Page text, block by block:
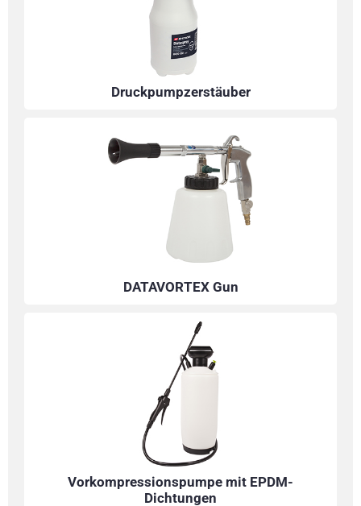
Druckpumpzerstäuber
DATAVORTEX Gun
Vorkompressionspumpe mit EPDM-
Dichtungen